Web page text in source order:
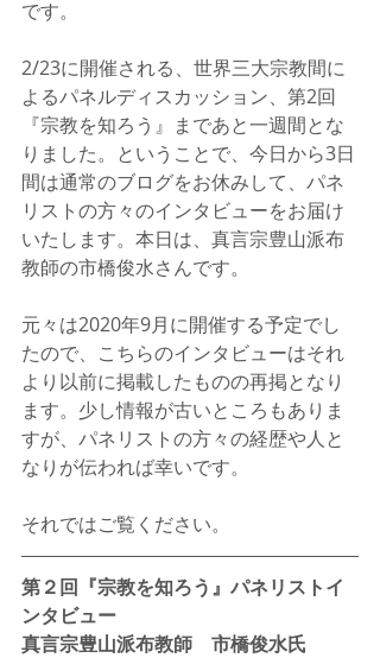
です。
2/23に開催される、世界三大宗教間に
よるパネルディスカッション、第2回
『宗教を知ろう』まであと一週間とな
りました。ということで、今日から3日
間は通常のブログをお休みして、パネ
リストの方々のインタビューをお届け
いたします。本日は、真言宗豊山派布
教師の市橋俊水さんです。
元々は2020年9月に開催する予定でし
たので、こちらのインタビューはそれ
より以前に掲載したものの再掲となり
ます。少し情報が古いところもありま
すが、パネリストの方々の経歴や人と
なりが伝われば幸いです。
それではご覧ください。
第２回『宗教を知ろう』パネリストイ
ンタビュー
真言宗豊山派布教師　市橋俊水氏